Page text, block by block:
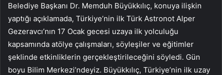
Belediye Başkanı Dr. Memduh Büyükkılıç, konuya ilişkin
yaptığı açıklamada, Türkiye’nin ilk Türk Astronot Alper
Gezeravcı’nın 17 Ocak gecesi uzaya ilk yolculuğu
kapsamında atölye çalışmaları, söyleşiler ve eğitimler
şeklinde etkinliklerin gerçekleştirileceğini söyledi. Gün
boyu Bilim Merkezi’ndeyiz. Büyükkılıç, Türkiye’nin ilk uzay